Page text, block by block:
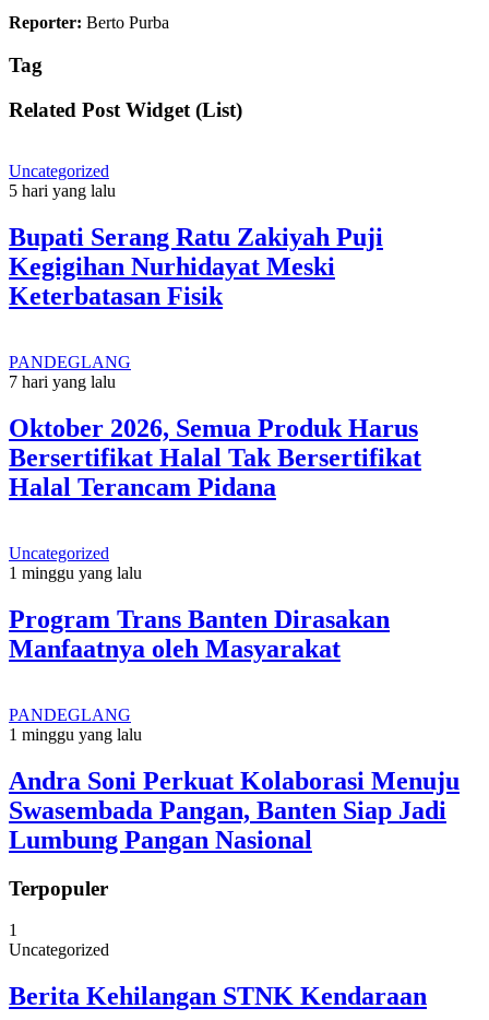
Reporter: Berto Purba
Tag
Related Post Widget (List)
Uncategorized
5 hari yang lalu
Bupati Serang Ratu Zakiyah Puji
Kegigihan Nurhidayat Meski
Keterbatasan Fisik
PANDEGLANG
7 hari yang lalu
Oktober 2026, Semua Produk Harus
Bersertifikat Halal Tak Bersertifikat
Halal Terancam Pidana
Uncategorized
1 minggu yang lalu
Program Trans Banten Dirasakan
Manfaatnya oleh Masyarakat
PANDEGLANG
1 minggu yang lalu
Andra Soni Perkuat Kolaborasi Menuju
Swasembada Pangan, Banten Siap Jadi
Lumbung Pangan Nasional
Terpopuler
1
Uncategorized
Berita Kehilangan STNK Kendaraan